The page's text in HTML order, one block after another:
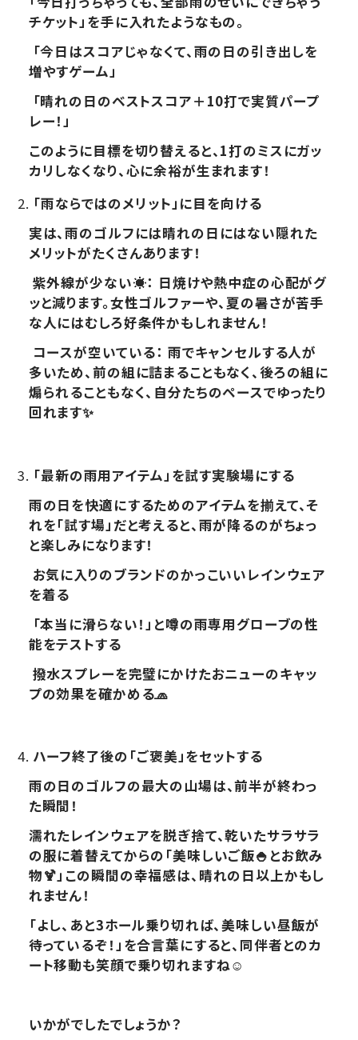
チケット」を手に入れたようなもの。
「今日はスコアじゃなくて、雨の日の引き出しを
増やすゲーム」
「晴れの日のベストスコア＋10打で実質パープ
レー！」
このように目標を切り替えると、1打のミスにガッ
カリしなくなり、心に余裕が生まれます！
「雨ならではのメリット」に目を向ける
実は、雨のゴルフには晴れの日にはない隠れた
メリットがたくさんあります！
紫外線が少ない☀️： 日焼けや熱中症の心配がグ
ッと減ります。女性ゴルファーや、夏の暑さが苦手
な人にはむしろ好条件かもしれません！
コースが空いている： 雨でキャンセルする人が
多いため、前の組に詰まることもなく、後ろの組に
煽られることもなく、自分たちのペースでゆったり
回れます✨
「最新の雨用アイテム」を試す実験場にする
雨の日を快適にするためのアイテムを揃えて、そ
れを「試す場」だと考えると、雨が降るのがちょっ
と楽しみになります！
お気に入りのブランドのかっこいいレインウェア
を着る
「本当に滑らない！」と噂の雨専用グローブの性
能をテストする
撥水スプレーを完璧にかけたおニューのキャッ
プの効果を確かめる🧢
ハーフ終了後の「ご褒美」をセットする
雨の日のゴルフの最大の山場は、前半が終わっ
た瞬間！
濡れたレインウェアを脱ぎ捨て、乾いたサラサラ
の服に着替えてからの「美味しいご飯🍚とお飲み
物🍹」この瞬間の幸福感は、晴れの日以上かもし
れません！
「よし、あと3ホール乗り切れば、美味しい昼飯が
待っているぞ！」を合言葉にすると、同伴者とのカ
ート移動も笑顔で乗り切れますね☺️
いかがでしたでしょうか？